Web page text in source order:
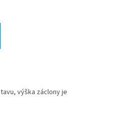
výška záclony je